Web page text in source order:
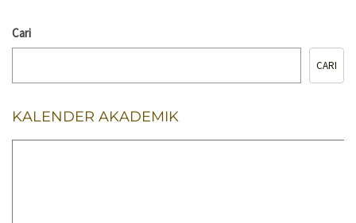
Cari
CARI
KALENDER AKADEMIK